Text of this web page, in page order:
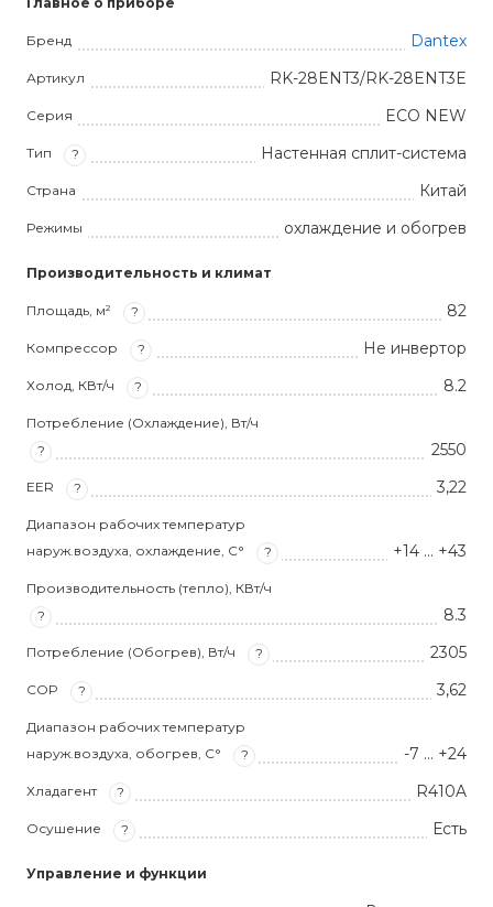
Бренд Dantex
Артикул RK-28ENT3/RK-28ENT3E
Серия ECO NEW
Тип ? Настенная сплит-система
Страна Китай
Режимы охлаждение и обогрев
Производительность и климат
Площадь, м² ? 82
Компрессор ? Не инвертор
Холод, КВт/ч ? 8.2
Потребление (Охлаждение), Вт/ч
?
2550
EER ? 3,22
Диапазон рабочих температур
наруж.воздуха, охлаждение, С°
? +14 … +43
Производительность (тепло), КВт/ч
?
8.3
Потребление (Обогрев), Вт/ч ? 2305
COP ? 3,62
Диапазон рабочих температур
наруж.воздуха, обогрев, С°
? -7 … +24
Хладагент ? R410A
Осушение ? Есть
Управление и функции